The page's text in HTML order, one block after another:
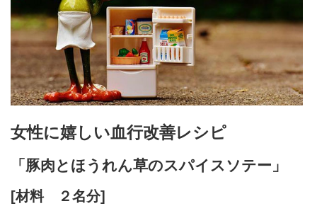
女性に嬉しい血行改善レシピ
「豚肉とほうれん草のスパイスソテー」
[材料 ２名分]